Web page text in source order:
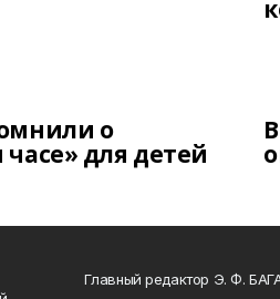
о
для детей
Главный редактор Э. Ф.